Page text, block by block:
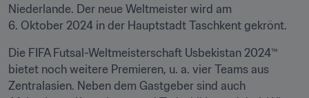
Niederlande. Der neue Weltmeister wird am
6. Oktober 2024 in der Hauptstadt Taschkent gekrönt.
Die FIFA Futsal-Weltmeisterschaft Usbekistan 2024™
bietet noch weitere Premieren, u. a. vier Teams aus
Zentralasien. Neben dem Gastgeber sind auch